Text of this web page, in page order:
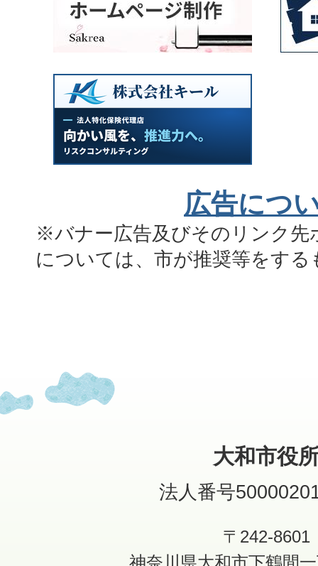
広告につ
※バナー広告及びそのリンク先
については、市が推奨等をす
大和市役
法人番号
〒242-8601
神奈川県大和市下鶴間